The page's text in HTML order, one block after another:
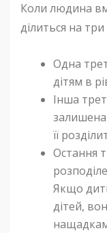
Коли людина
ділиться на три
Одна
дітям в
Інша
залишена
її
Остання
Якщо
дітей,